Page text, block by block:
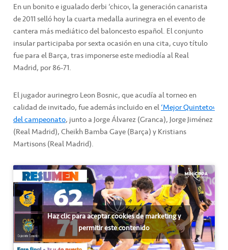
En un bonito e igualado derbi ‘chico’, la generación canarista
de 2011 selló hoy la cuarta medalla aurinegra en el evento de
cantera más mediático del baloncesto español. El conjunto
insular participaba por sexta ocasión en una cita, cuyo título
fue para el Barça, tras imponerse este mediodía al Real
Madrid, por 86-71.
El jugador aurinegro Leon Bosnic, que acudía al torneo en
calidad de invitado, fue además incluido en el‘Mejor Quinteto’
del campeonato, junto a Jorge Álvarez (Granca), Jorge Jiménez
(Real Madrid), Cheikh Bamba Gaye (Barça) y Kristians
Martisons (Real Madrid).
Haz clic para aceptar cookies de marketing y
permitir este contenido